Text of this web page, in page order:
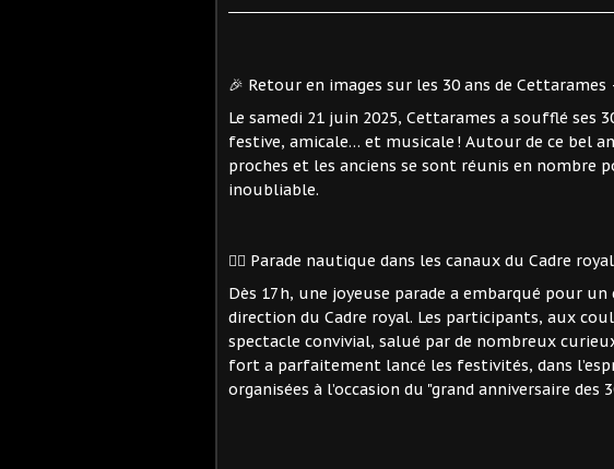
🎉 Retour en images sur les 30 ans de Cettarames
Le samedi 21 juin 2025, Cettarames a soufflé ses
festive, amicale… et musicale ! Autour de ce bel
proches et les anciens se sont réunis en nombre
inoubliable.
🚣‍♂ Parade nautique dans les canaux du Cadre royal
Dès 17 h, une joyeuse parade a embarqué pour
direction du Cadre royal. Les participants, aux
spectacle convivial, salué par de nombreux
fort a parfaitement lancé les festivités, dans
organisées à l’occasion du "grand anniversaire des